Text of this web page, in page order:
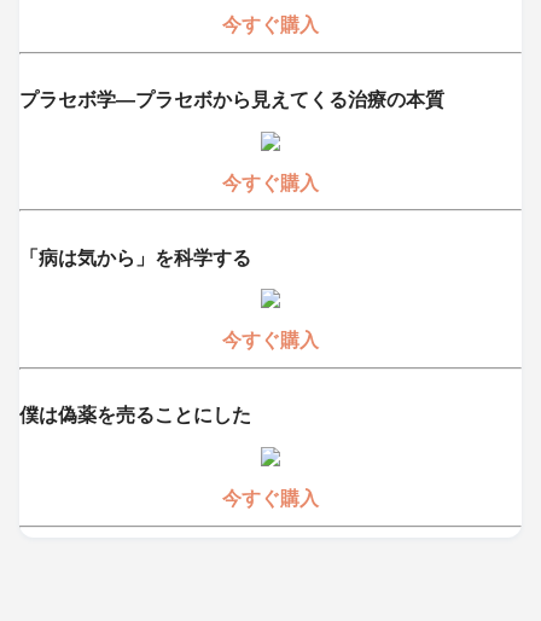
今すぐ購入
プラセボ学―プラセボから見えてくる治療の本質
今すぐ購入
「病は気から」を科学する
今すぐ購入
僕は偽薬を売ることにした
今すぐ購入